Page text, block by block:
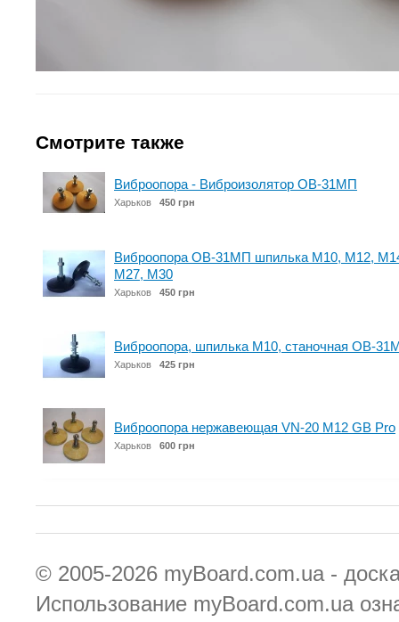
Смотрите также
Виброопора - Виброизолятор ОВ-31МП
Харьков 450 грн
Виброопора ОВ-31МП шпилька М10, М12,
М27, М30
Харьков 450 грн
Виброопора, шпилька М10, станочная ОВ-
Харьков 425 грн
Виброопора нержавеющая VN-20 M12 GB Pro
Харьков 600 грн
© 2005-2026 myBoard.com.ua -
Использование myBoard.com.ua